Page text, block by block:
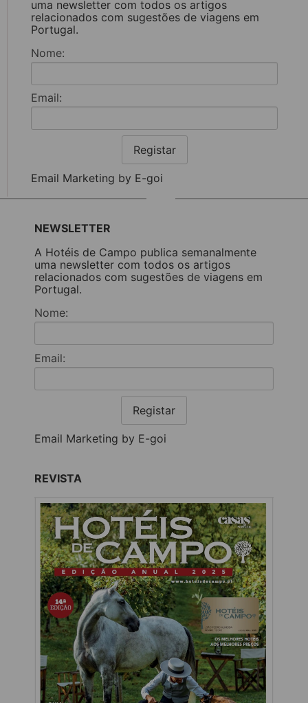
uma newsletter com todos os artigos
relacionados com sugestões de viagens em
Portugal.
Nome:
Email:
Registar
Email Marketing by E-goi
NEWSLETTER
A Hotéis de Campo publica semanalmente
uma newsletter com todos os artigos
relacionados com sugestões de viagens em
Portugal.
Nome:
Email:
Registar
Email Marketing by E-goi
REVISTA